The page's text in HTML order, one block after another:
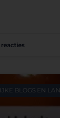
reacties
BLOGS EN